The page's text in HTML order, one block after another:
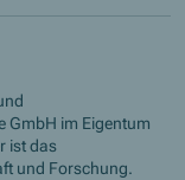
GmbH im Eigentum
ist das
und Forschung.